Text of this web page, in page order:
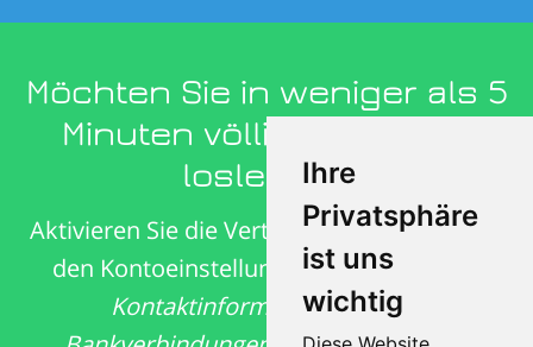
Ihre
Privatsphäre
ist uns
wichtig
Möchten Sie in weniger als 5
Minuten völlig kostenfrei
loslegen?
Aktivieren Sie die Vertriebspartneroption in
den Kontoeinstellungen, geben Sie Ihre
Kontaktinformationensowie